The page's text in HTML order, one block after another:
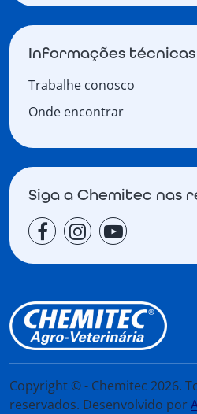
Informações técnicas
Trabalhe conosco
Onde encontrar
Siga a Chemitec nas
Copyright © - Chemitec 2026.
reservados. Desenvolvido por